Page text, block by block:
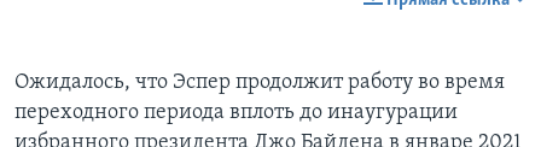
Ожидалось, что Эспер продолжит работу во время
переходного периода вплоть до инаугурации